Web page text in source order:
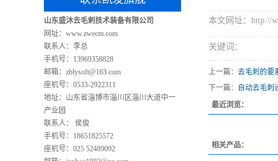
山东盛沐去毛刺技术装备有限公司
网址：www.zwecm.com
联系人：李总
手机号：13969358828
邮箱： zblysoft@163.com
座机号：0533-2922311
地址：山东省淄博市淄川区淄川大道中一
产业园
联系人： 侯俊
手机号：18651825572
座机号：025 52489092
本文网址：http://
关键词：
上一篇： 去毛刺的要
下一篇：
自动去毛刺
最近浏览：
相关产品：